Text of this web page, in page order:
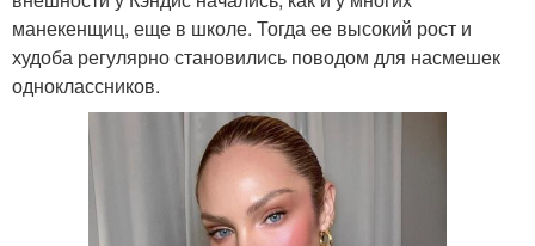
манекенщиц, еще в школе. Тогда ее высокий рост и
худоба регулярно становились поводом для насмешек
одноклассников.